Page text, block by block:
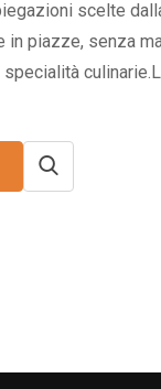
scelte
piazze, senza